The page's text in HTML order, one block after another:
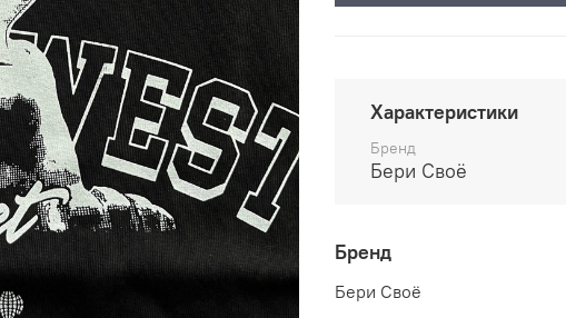
Характеристики
Бренд
Бери Своё
Бренд
Бери Своё